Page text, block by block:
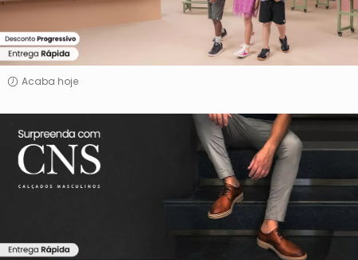
Acaba hoje
Surpreenda
com
CNS